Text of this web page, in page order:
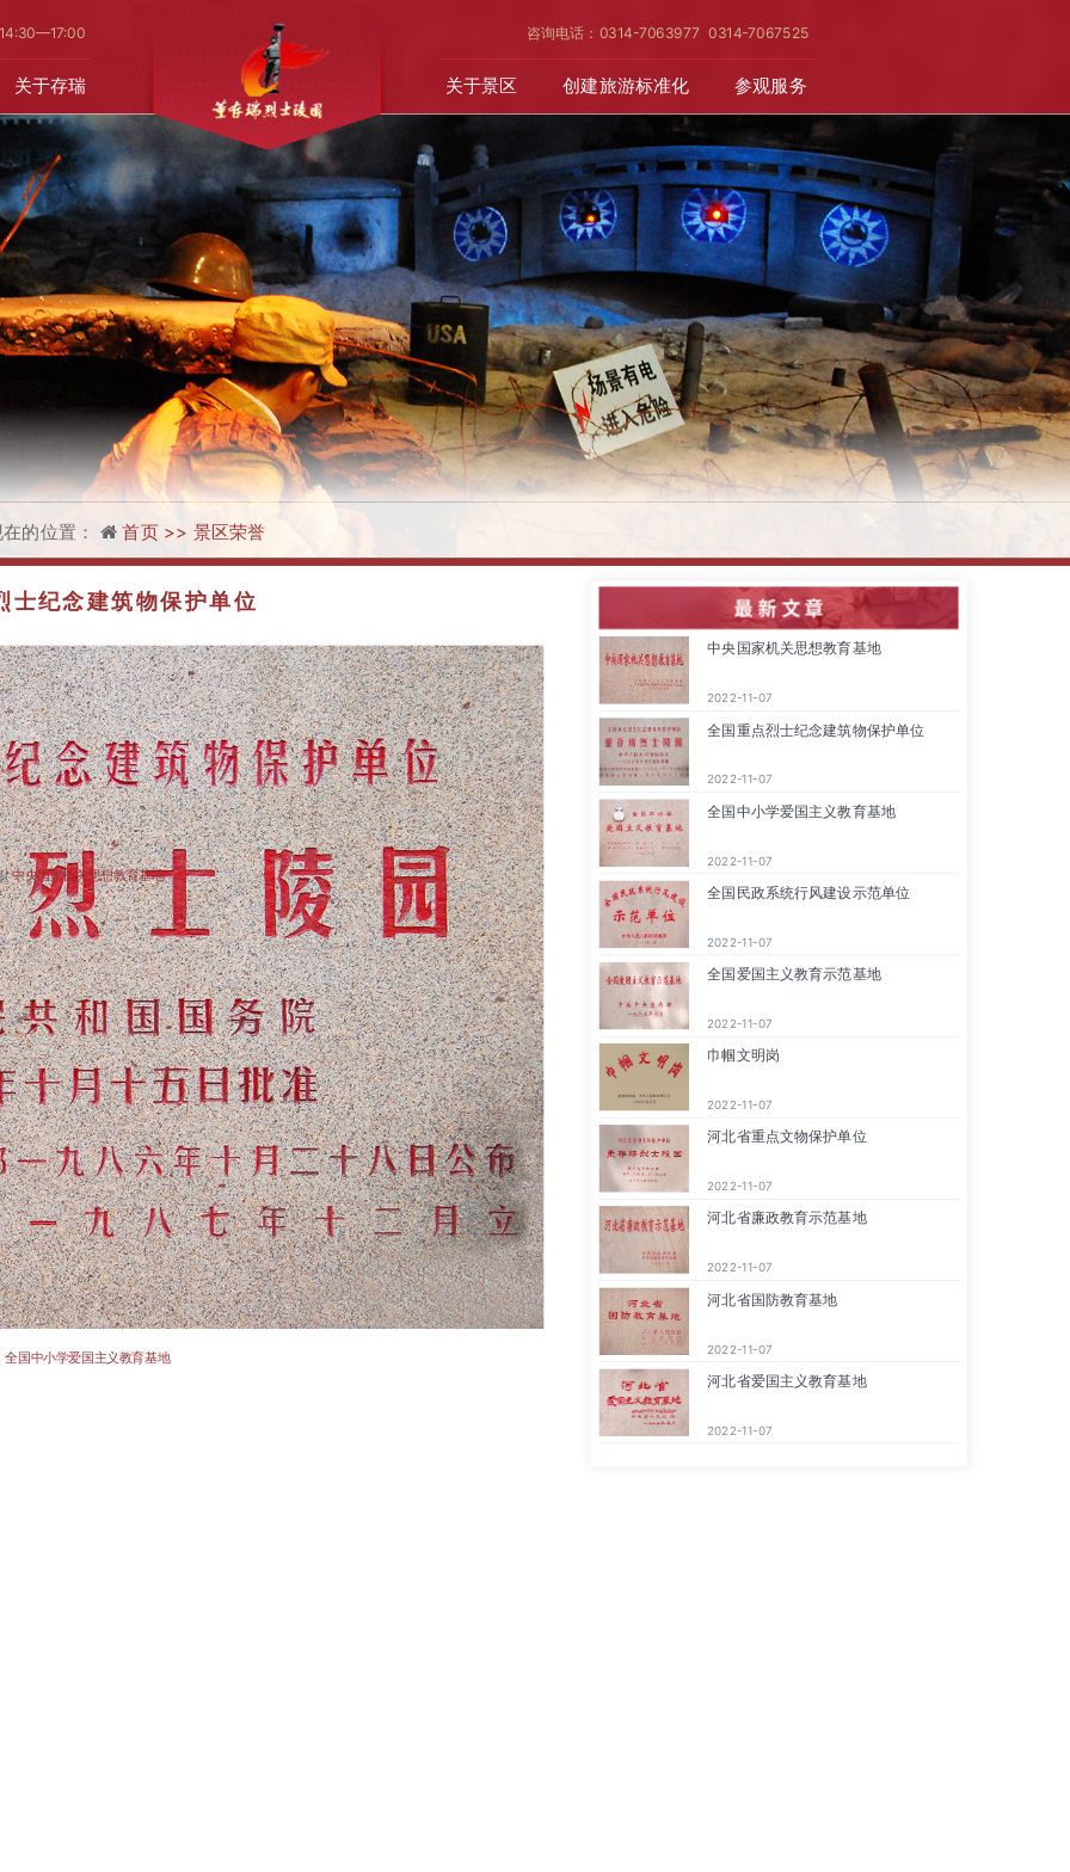
关于景区 创建旅游标准化 参观服务
关于存瑞
:30—17:00 咨询电话：0314-7063977 0314-7067525
的位置： 首页 >> 景区荣誉
国重点烈士纪念建筑物保护单
士纪念建筑物保护单位
:中央国家机关思想教育基地
全国中小学爱国主义教育基地
中央国家机关思想教育基地
2022-11-07
全国重点烈士纪念建筑物保护单位
2022-11-07
全国中小学爱国主义教育基地
2022-11-07
全国民政系统行风建设示范单位
2022-11-07
全国爱国主义教育示范基地
2022-11-07
巾帼文明岗
2022-11-07
河北省重点文物保护单位
2022-11-07
河北省廉政教育示范基地
2022-11-07
河北省国防教育基地
2022-11-07
河北省爱国主义教育基地
2022-11-07
最 新 文 章